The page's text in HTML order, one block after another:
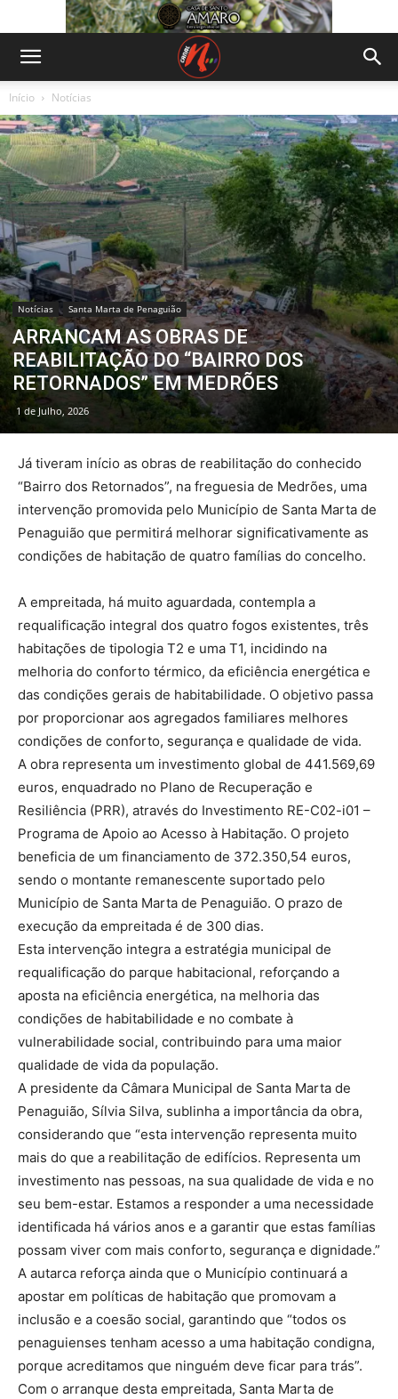
Início Notícias
Notícias Santa Marta de Penaguião
ARRANCAM AS OBRAS DE
REABILITAÇÃO DO “BAIRRO DOS
RETORNADOS” EM MEDRÕES
1 de Julho, 2026
Já tiveram início as obras de reabilitação do conhecido
“Bairro dos Retornados”, na freguesia de Medrões, uma
intervenção promovida pelo Município de Santa Marta de
Penaguião que permitirá melhorar significativamente as
condições de habitação de quatro famílias do concelho.
A empreitada, há muito aguardada, contempla a
requalificação integral dos quatro fogos existentes, três
habitações de tipologia T2 e uma T1, incidindo na
melhoria do conforto térmico, da eficiência energética e
das condições gerais de habitabilidade. O objetivo passa
por proporcionar aos agregados familiares melhores
condições de conforto, segurança e qualidade de vida.
A obra representa um investimento global de 441.569,69
euros, enquadrado no Plano de Recuperação e
Resiliência (PRR), através do Investimento RE-C02-i01 –
Programa de Apoio ao Acesso à Habitação. O projeto
beneficia de um financiamento de 372.350,54 euros,
sendo o montante remanescente suportado pelo
Município de Santa Marta de Penaguião. O prazo de
execução da empreitada é de 300 dias.
Esta intervenção integra a estratégia municipal de
requalificação do parque habitacional, reforçando a
aposta na eficiência energética, na melhoria das
condições de habitabilidade e no combate à
vulnerabilidade social, contribuindo para uma maior
qualidade de vida da população.
A presidente da Câmara Municipal de Santa Marta de
Penaguião, Sílvia Silva, sublinha a importância da obra,
considerando que “esta intervenção representa muito
mais do que a reabilitação de edifícios. Representa um
investimento nas pessoas, na sua qualidade de vida e no
seu bem-estar. Estamos a responder a uma necessidade
identificada há vários anos e a garantir que estas famílias
possam viver com mais conforto, segurança e dignidade.”
A autarca reforça ainda que o Município continuará a
apostar em políticas de habitação que promovam a
inclusão e a coesão social, garantindo que “todos os
penaguienses tenham acesso a uma habitação condigna,
porque acreditamos que ninguém deve ficar para trás”.
Com o arranque desta empreitada, Santa Marta de